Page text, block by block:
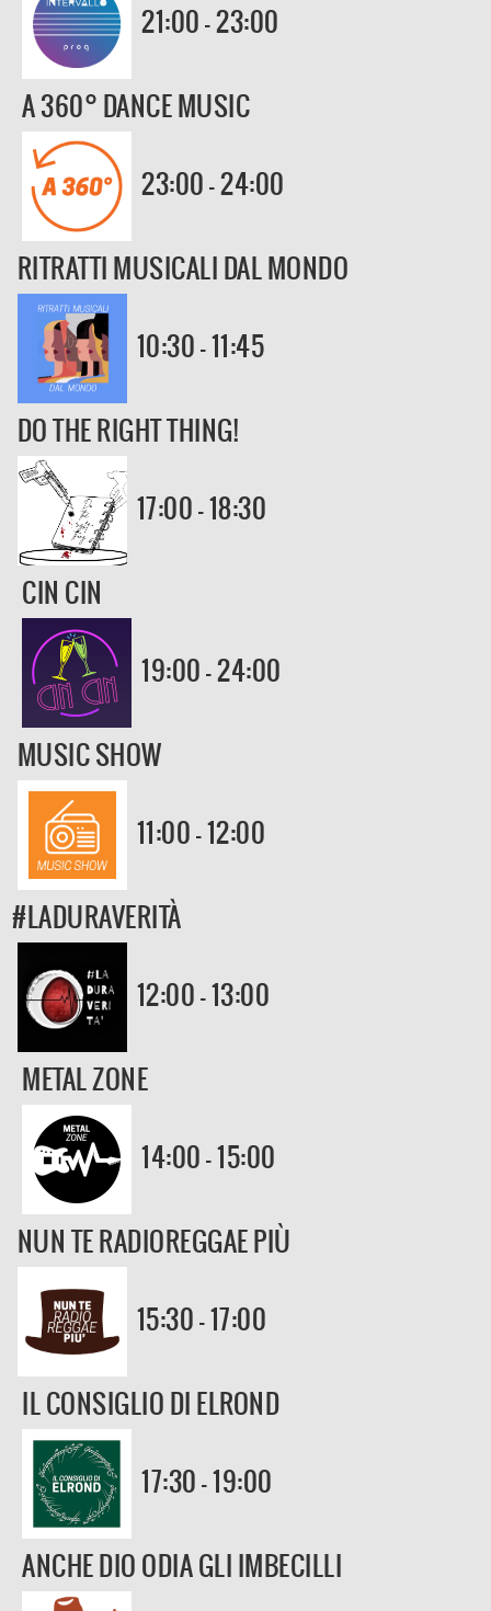
21:00 - 23:00
A 360° DANCE MUSIC
23:00 - 24:00
RITRATTI MUSICALI DAL MONDO
10:30 - 11:45
DO THE RIGHT THING!
17:00 - 18:30
CIN CIN
19:00 - 24:00
MUSIC SHOW
11:00 - 12:00
#LADURAVERITÀ
12:00 - 13:00
METAL ZONE
14:00 - 15:00
NUN TE RADIOREGGAE PIÙ
15:30 - 17:00
IL CONSIGLIO DI ELROND
17:30 - 19:00
ANCHE DIO ODIA GLI IMBECILLI